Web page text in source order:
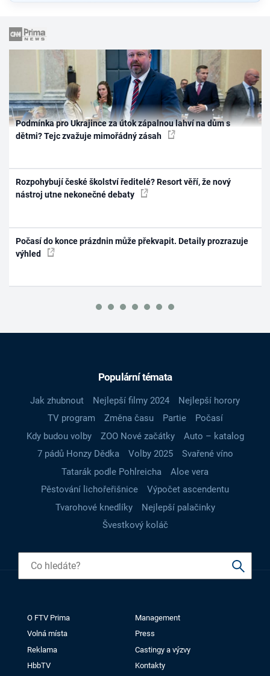
Podmínka pro Ukrajince za útok zápalnou lahví na dům s
dětmi? Tejc zvažuje mimořádný zásah
Rozpohybují české školství ředitelé? Resort věří, že nový
nástroj utne nekonečné debaty
Počasí do konce prázdnin může překvapit. Detaily prozrazuje
výhled
Populární témata
Jak zhubnout Nejlepší filmy 2024
Nejlepší horory
TV program
Změna času Partie
Počasí
Kdy budou volby
ZOO Nové začátky
Auto – katalog
7 pádů Honzy Dědka
Volby 2025
Svařené víno
Tatarák podle Pohlreicha
Aloe vera
Pěstování lichořeřišnice
Výpočet ascendentu
Tvarohové knedlíky
Nejlepší palačinky
Švestkový koláč
O FTV Prima
Management
Volná místa
Press
Reklama
Castingy a výzvy
HbbTV
Kontakty